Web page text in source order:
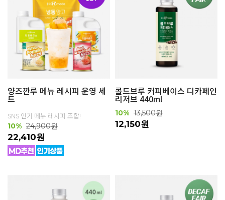
양즈깐루 메뉴 레시피 운영 세
트
SNS 인기 메뉴 레시피 조합!
10% 24,900원
22,410원
콜드브루 커피베이스 디카페인
리저브 440ml
10% 13,500원
12,150원